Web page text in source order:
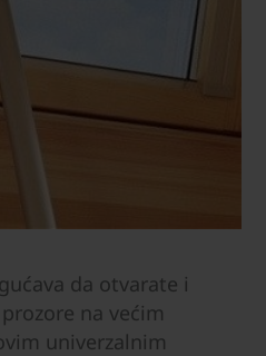
da otvarate i
na većim
univerzalnim